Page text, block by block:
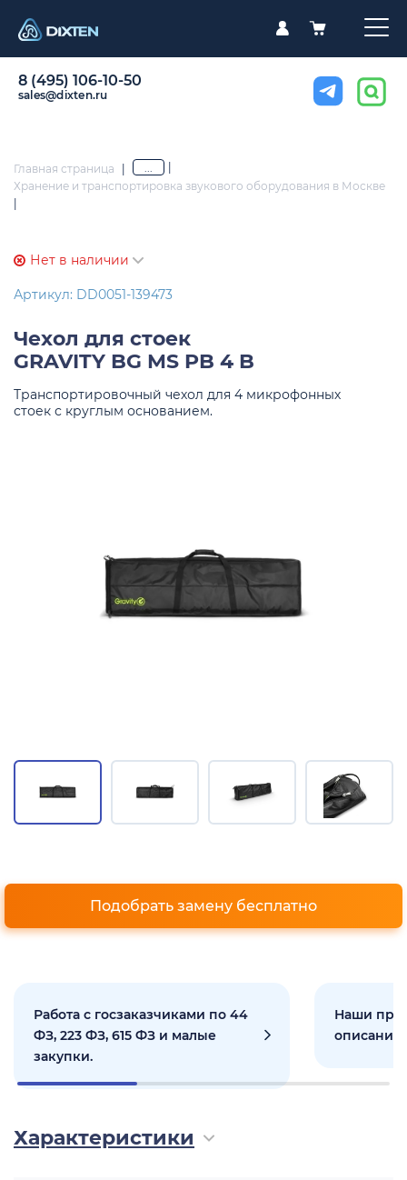
8 (495) 106-10-50
sales@dixten.ru
Главная страница | ...
Хранение и транспортировка звукового оборудования в Москве
Нет в наличии
Артикул: DD0051-139473
Чехол для стоек
GRAVITY BG MS PB 4 B
Транспортировочный чехол для 4 микрофонных
стоек с круглым основанием.
Подобрать замену бесплатно
Работа с госзаказчиками по 44
ФЗ, 223 ФЗ, 615 ФЗ и малые
закупки.
Наши
Характеристики